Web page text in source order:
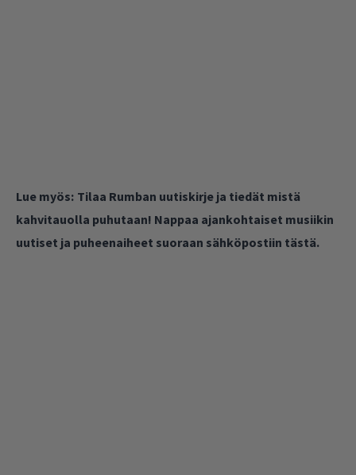
Lue myös: Tilaa Rumban uutiskirje ja tiedät mistä
kahvitauolla puhutaan! Nappaa ajankohtaiset musiikin
uutiset ja puheenaiheet suoraan sähköpostiin tästä.